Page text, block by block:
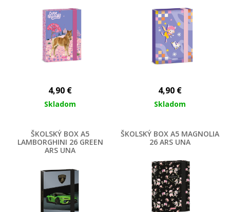
4,90 €
Skladom
4,90 €
Skladom
ŠKOLSKÝ BOX A5
LAMBORGHINI 26 GREEN
ARS UNA
ŠKOLSKÝ BOX A5 MAGNOLIA
26 ARS UNA